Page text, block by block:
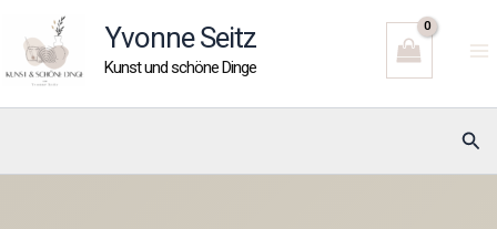
Inhalt
springen
Yvonne Seitz
Kunst und schöne Dinge